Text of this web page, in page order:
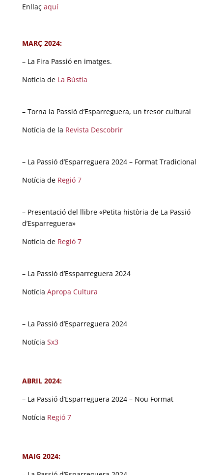
Enllaç aquí
MARÇ 2024:
– La Fira Passió en imatges.
Notícia de La Bústia
– Torna la Passió d’Esparreguera, un tresor cultural
Notícia de la Revista Descobrir
– La Passió d’Esparreguera 2024 – Format Tradicional
Notícia de Regió 7
– Presentació del llibre «Petita història de La Passió
d’Esparreguera»
Notícia de Regió 7
– La Passió d’Essparreguera 2024
Notícia Apropa Cultura
– La Passió d’Esparreguera 2024
Notícia Sx3
ABRIL 2024:
– La Passió d’Esparreguera 2024 – Nou Format
Notícia Regió 7
MAIG 2024: